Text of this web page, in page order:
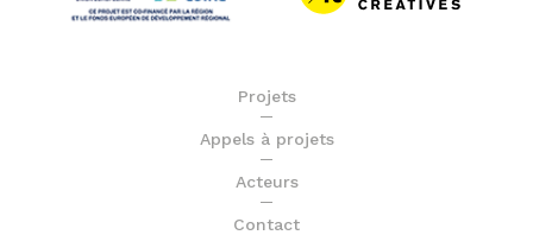
Projets
Appels à projets
Acteurs
Contact